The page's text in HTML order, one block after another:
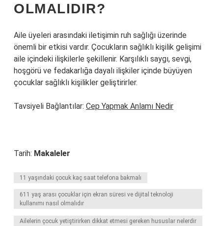
OLMALIDIR?
Aile üyeleri arasındaki iletişimin ruh sağlığı üzerinde
önemli bir etkisi vardır. Çocukların sağlıklı kişilik gelişimi
aile içindeki ilişkilerle şekillenir. Karşılıklı saygı, sevgi,
hoşgörü ve fedakarlığa dayalı ilişkiler içinde büyüyen
çocuklar sağlıklı kişilikler geliştirirler.
Tavsiyeli Bağlantılar: Cep Yapmak Anlamı Nedir
Tarih: Makaleler
11 yaşındaki çocuk kaç saat telefona bakmalı
611 yaş arası çocuklar için ekran süresi ve dijital teknoloji
kullanımı nasıl olmalıdır
Ailelerin çocuk yetiştirirken dikkat etmesi gereken hususlar nelerdir